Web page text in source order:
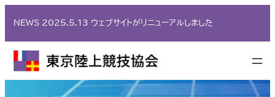
容
を
ス
NEWS 2025.5.13 ウェブサイトがリニューアルしました